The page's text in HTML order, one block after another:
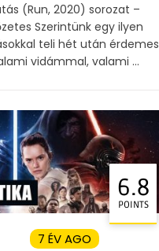
(Run, 2020) sorozat –
Szerintünk egy ilyen
teli hét után érdemes
vidámmal, valami ...
6.8
POINTS
7 ÉV AGO